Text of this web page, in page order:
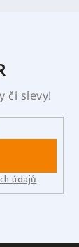
či slevy!
údajů.